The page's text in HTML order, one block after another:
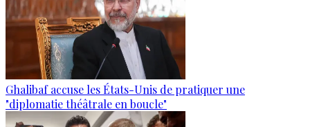
Ghalibaf accuse les États-Unis de pratiquer une
"diplomatie théâtrale en boucle"